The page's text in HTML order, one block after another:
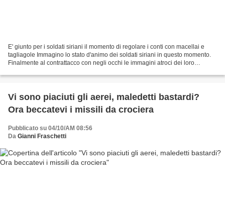
E' giunto per i soldati siriani il momento di regolare i conti con macellai e
tagliagole Immagino lo stato d'animo dei soldati siriani in questo momento.
Finalmente al contrattacco con negli occhi le immagini atroci dei loro
Vi sono piaciuti gli aerei, maledetti bastardi?
Ora beccatevi i missili da crociera
Pubblicato su 04/10/AM 08:56
Da Gianni Fraschetti